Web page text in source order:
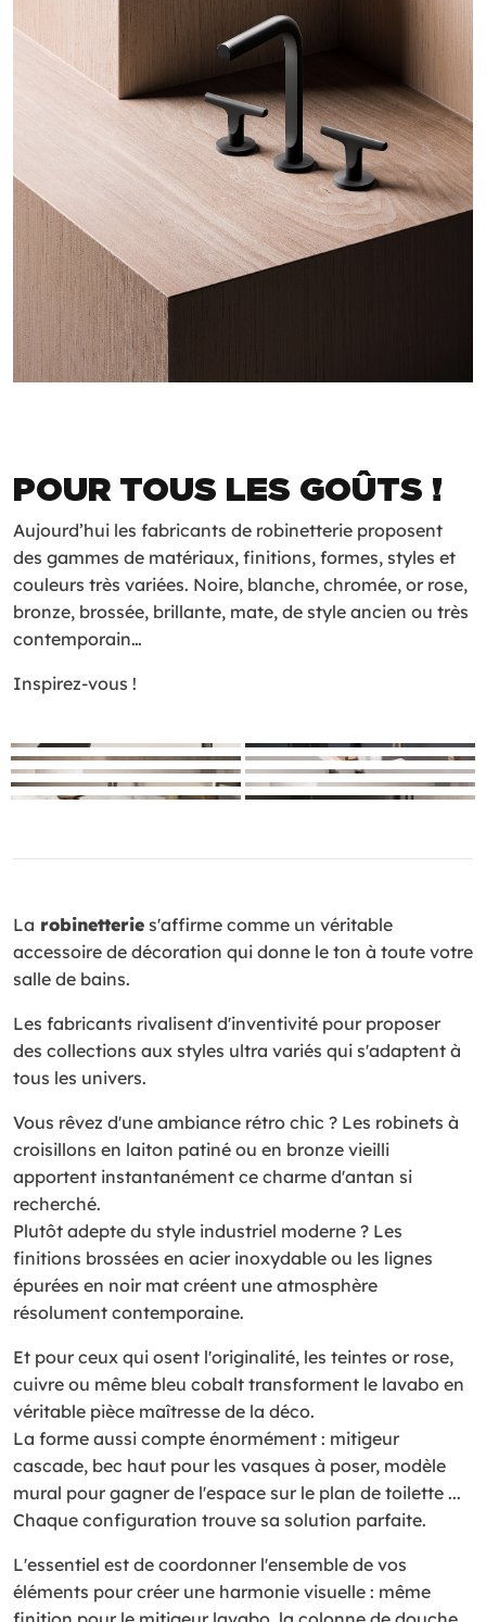
POUR TOUS LES GOÛTS !
Aujourd’hui les fabricants de robinetterie proposent
des gammes de matériaux, finitions, formes, styles et
couleurs très variées. Noire, blanche, chromée, or rose,
bronze, brossée, brillante, mate, de style ancien ou très
contemporain…
Inspirez-vous !
La robinetterie s'affirme comme un véritable
accessoire de décoration qui donne le ton à toute votre
salle de bains.
Les fabricants rivalisent d'inventivité pour proposer
des collections aux styles ultra variés qui s'adaptent à
tous les univers.
Vous rêvez d'une ambiance rétro chic ? Les robinets à
croisillons en laiton patiné ou en bronze vieilli
apportent instantanément ce charme d'antan si
recherché.
Plutôt adepte du style industriel moderne ? Les
finitions brossées en acier inoxydable ou les lignes
épurées en noir mat créent une atmosphère
résolument contemporaine.
Et pour ceux qui osent l'originalité, les teintes or rose,
cuivre ou même bleu cobalt transforment le lavabo en
véritable pièce maîtresse de la déco.
La forme aussi compte énormément : mitigeur
cascade, bec haut pour les vasques à poser, modèle
mural pour gagner de l'espace sur le plan de toilette ...
Chaque configuration trouve sa solution parfaite.
L'essentiel est de coordonner l'ensemble de vos
éléments pour créer une harmonie visuelle : même